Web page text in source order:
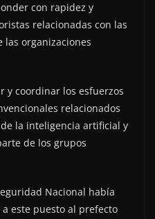
con rapidez y
relacionadas con las
las organizaciones
y coordinar los esfuerzos
relacionados
la inteligencia artificial y
de los grupos
Nacional había
este puesto al prefecto